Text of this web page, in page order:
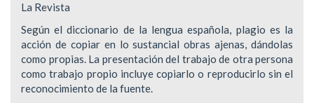
La Revista
Según el diccionario de la lengua española, plagio es la
acción de copiar en lo sustancial obras ajenas, dándolas
como propias. La presentación del trabajo de otra persona
como trabajo propio incluye copiarlo o reproducirlo sin el
reconocimiento de la fuente.